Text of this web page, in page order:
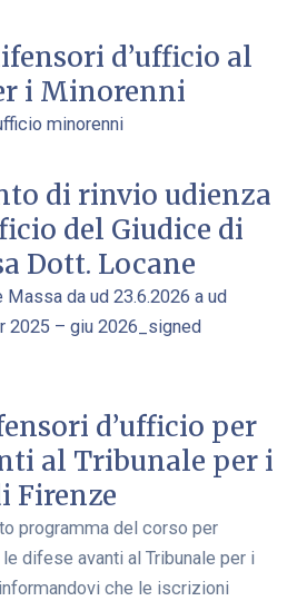
d’ufficio al
i Minorenni
minorenni
di rinvio udienza
del Giudice di
Dott. Locane
Massa da ud 23.6.2026 a ud
2025 – giu 2026_signed
d’ufficio per
al Tribunale per i
Firenze
programma del corso per
difese avanti al Tribunale per i
che le iscrizioni
n
a
n
a
n
a
n
a